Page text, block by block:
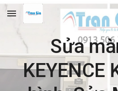
Skip to main content
Sửa
KEYENCE